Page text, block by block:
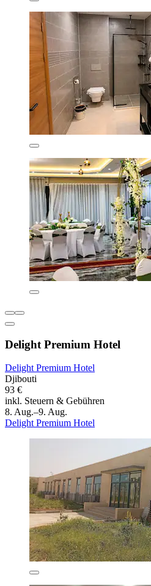
Delight Premium Hotel
Delight Premium Hotel
Djibouti
93 €
inkl. Steuern & Gebühren
8. Aug.–9. Aug.
Delight Premium Hotel